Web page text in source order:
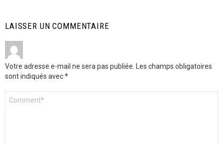
LAISSER UN COMMENTAIRE
Votre adresse e-mail ne sera pas publiée. Les champs obligatoires
sont indiqués avec*